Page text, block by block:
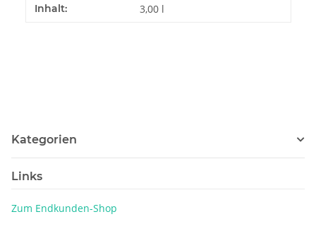
Produkteigenschaft
Wert
Inhalt: 3,00 l
Kategorien
Links
Zum Endkunden-Shop